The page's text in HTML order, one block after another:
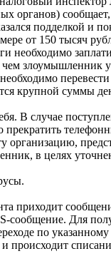
органов)
подделкой и
от 150 тысяч
необходимо
злоумышленник
крупной суммы
В случае
прекратить
организацию,
в целях
приходит
сообщение. Для
по указанному
и происходит